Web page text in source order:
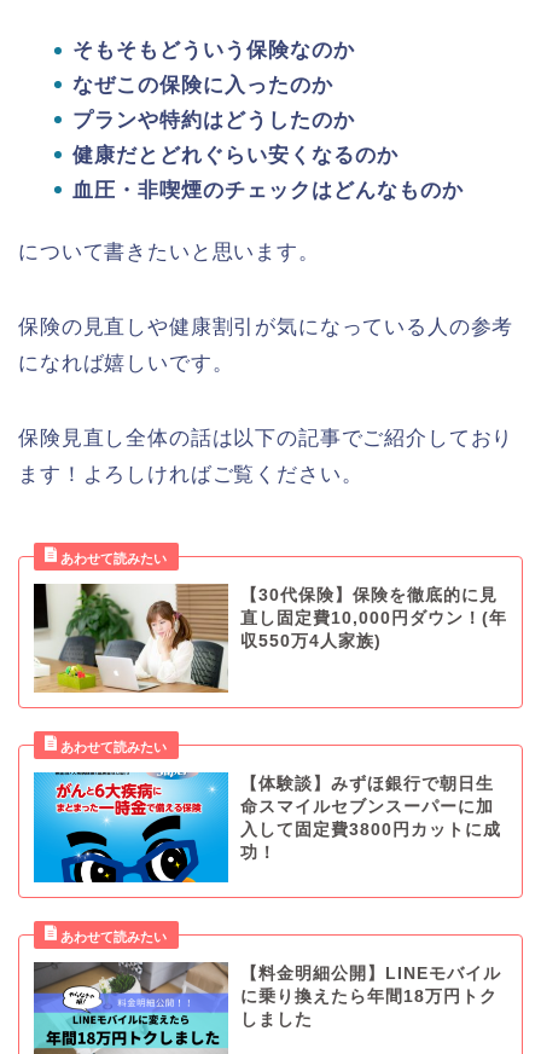
そもそもどういう保険なのか
なぜこの保険に入ったのか
プランや特約はどうしたのか
健康だとどれぐらい安くなるのか
血圧・非喫煙のチェックはどんなものか
について書きたいと思います。
保険の見直しや健康割引が気になっている人の参考
になれば嬉しいです。
保険見直し全体の話は以下の記事でご紹介しており
ます！よろしければご覧ください。
【30代保険】保険を徹底的に見
直し固定費10,000円ダウン！(年
収550万4人家族)
【体験談】みずほ銀行で朝日生
命スマイルセブンスーパーに加
入して固定費3800円カットに成
功！
【料金明細公開】LINEモバイル
に乗り換えたら年間18万円トク
しました